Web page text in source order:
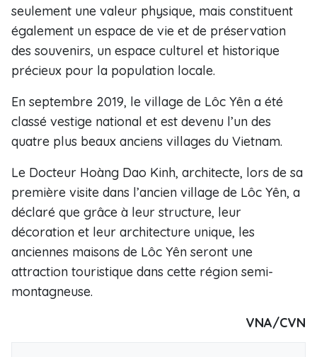
seulement une valeur physique, mais constituent
également un espace de vie et de préservation
des souvenirs, un espace culturel et historique
précieux pour la population locale.
En septembre 2019, le village de Lôc Yên a été
classé vestige national et est devenu l’un des
quatre plus beaux anciens villages du Vietnam.
Le Docteur Hoàng Dao Kinh, architecte, lors de sa
première visite dans l’ancien village de Lôc Yên, a
déclaré que grâce à leur structure, leur
décoration et leur architecture unique, les
anciennes maisons de Lôc Yên seront une
attraction touristique dans cette région semi-
montagneuse.
VNA/CVN